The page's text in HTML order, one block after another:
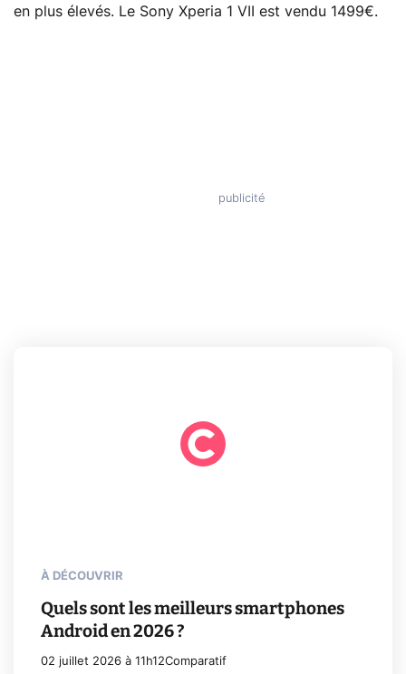
en plus élevés. Le Sony Xperia 1 VII est vendu 1499€.
À DÉCOUVRIR
Quels sont les meilleurs smartphones
Android en 2026 ?
02 juillet 2026 à 11h12Comparatif